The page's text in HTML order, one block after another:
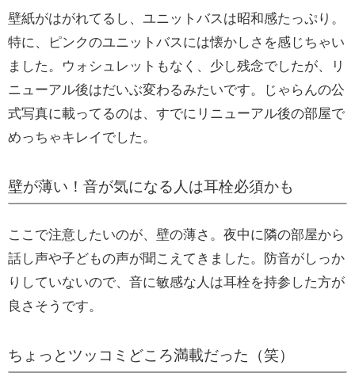
壁紙がはがれてるし、ユニットバスは昭和感たっぷり。
特に、ピンクのユニットバスには懐かしさを感じちゃい
ました。ウォシュレットもなく、少し残念でしたが、リ
ニューアル後はだいぶ変わるみたいです。じゃらんの公
式写真に載ってるのは、すでにリニューアル後の部屋で
めっちゃキレイでした。
壁が薄い！音が気になる人は耳栓必須かも
ここで注意したいのが、壁の薄さ。夜中に隣の部屋から
話し声や子どもの声が聞こえてきました。防音がしっか
りしていないので、音に敏感な人は耳栓を持参した方が
良さそうです。
ちょっとツッコミどころ満載だった（笑）